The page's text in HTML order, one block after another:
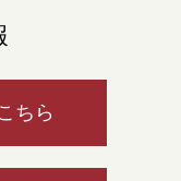
ちら